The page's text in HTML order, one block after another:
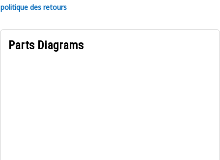
politique des retours
Parts Diagrams